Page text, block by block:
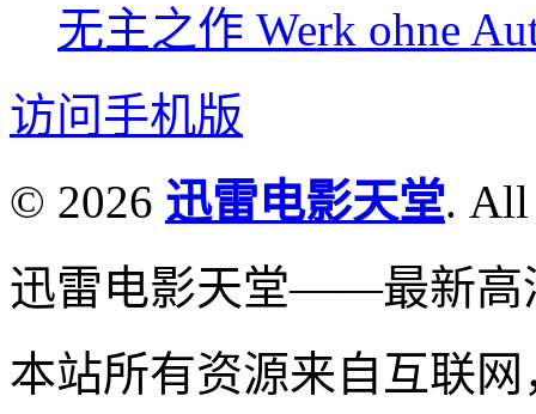
无主之作 Werk ohne
访问手机版
© 2026 迅雷电影天堂. All
迅雷电影天堂——最新高
本站所有资源来自互联